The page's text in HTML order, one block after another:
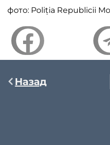
фото: Poliția Republicii
Назад